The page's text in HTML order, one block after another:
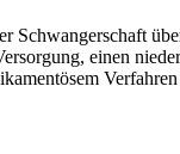
Schwangerschaft
einen